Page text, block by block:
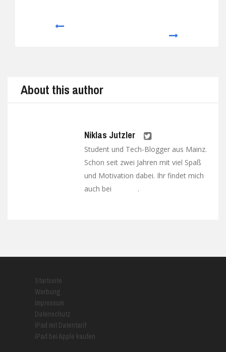
About this author
Niklas Jutzler
Student und Tech-Blogger aus Mainz.
Schon seit zwei Jahren mit viel Spaß
und Motivation dabei. Ihr findet mich
auch bei
.
Startseite
Werbung
Impressum
Datenschutz
iPad mit Datentarif
iPad bei Apple kaufen